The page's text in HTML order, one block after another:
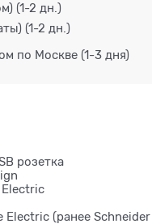
(1-2 дн.)
(1-2 дн.)
по Москве (1-3 дня)
розетка
Electric
Electric (ранее